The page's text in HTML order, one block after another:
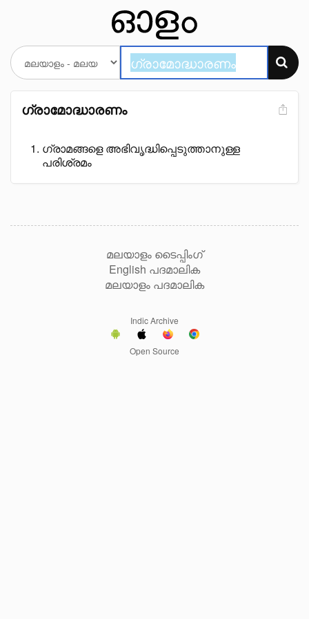
ഗ്രാമോദ്ധാരണം
ഗ്രാമങ്ങളെ അഭിവൃദ്ധിപ്പെടുത്താനുള്ള
പരിശ്രമം
മലയാളം ടൈപ്പിംഗ്
English പദമാലിക
മലയാളം പദമാലിക
Indic Archive
Open Source